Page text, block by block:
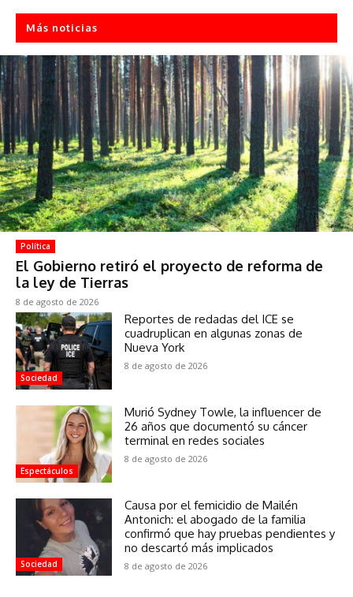
Más noticias
Política
El Gobierno retiró el proyecto de reforma de
la ley de Tierras
8 de agosto de 2026
Sociedad
Reportes de redadas del ICE se
cuadruplican en algunas zonas de
Nueva York
8 de agosto de 2026
Espectáculos
Murió Sydney Towle, la influencer de
26 años que documentó su cáncer
terminal en redes sociales
8 de agosto de 2026
Sociedad
Causa por el femicidio de Mailén
Antonich: el abogado de la familia
confirmó que hay pruebas pendientes y
no descartó más implicados
8 de agosto de 2026